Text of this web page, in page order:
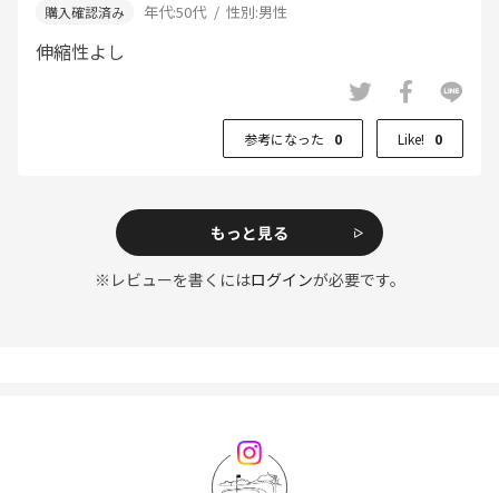
年代:50代 性別:男性
伸縮性よし
参考になった 0 Like! 0
もっと見る
※レビューを書くにはログインが必要です。